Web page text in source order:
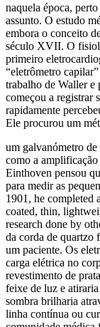
naquela época,
assunto. O estudo
embora o conceito
século XVII. O
primeiro
“eletrômetro
trabalho de Waller e
começou a registrar
rapidamente
Ele procurou um
um galvanómetro
como a
Einthoven pensou
para medir as
1901, he completed
coated, thin,
research done by
da corda de quartzo
um paciente. Os
carga elétrica no
revestimento de
feixe de luz e
sombra brilharia
linha contínua ou